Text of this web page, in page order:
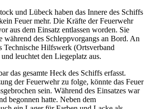
und Lübeck haben das Innere des Schiffs
Feuer mehr. Die Kräfte der Feuerwehr
aus dem Einsatz entlassen worden. Sie
während des Schleppvorgangs an Bord. An
Technische Hilfswerk (Ortsverband
leuchtet den Liegeplatz aus.
das gesamte Heck des Schiffs erfasst.
der Feuerwehr zu folge, könnte das Feuer
sein. Während des Einsatzes war
begonnen hatte. Neben dem